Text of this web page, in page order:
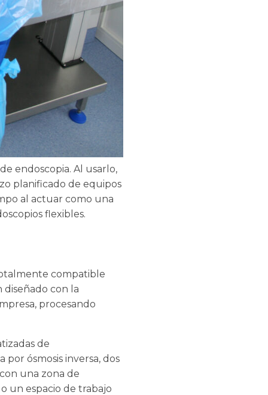
endoscopia. Al usarlo,
planificado de equipos
al actuar como una
flexibles.
compatible
diseñado con la
procesando
de
ósmosis inversa, dos
una zona de
un espacio de trabajo